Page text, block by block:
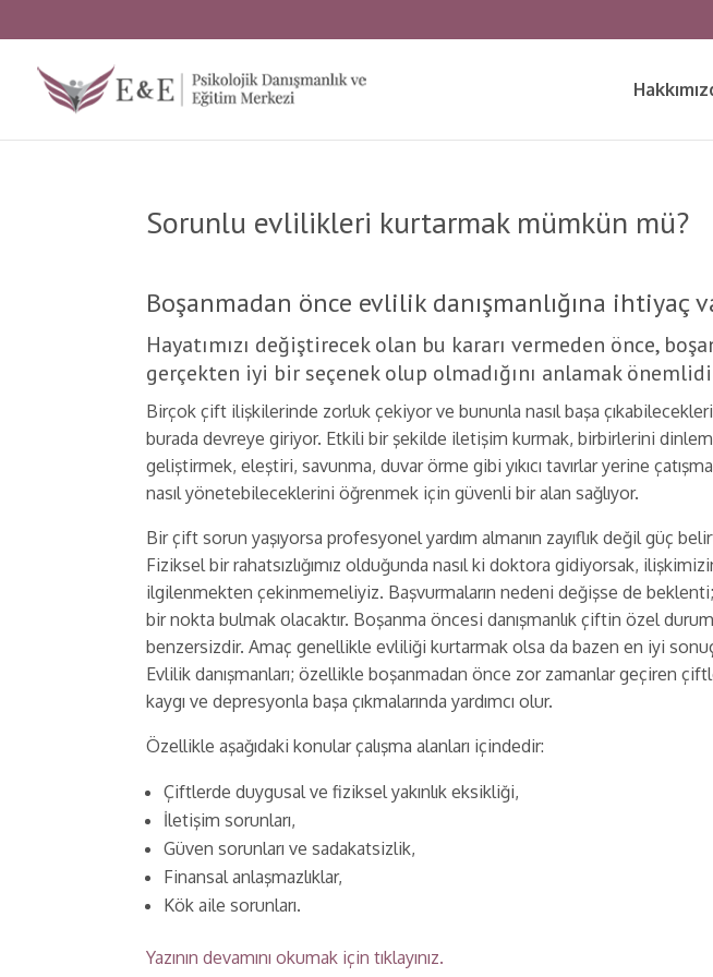
Sorunlu evlilikleri kurtarmak mümkün mü?
Boşanmadan önce evlilik danışmanlığına ihtiyaç
Hayatımızı değiştirecek olan bu kararı vermeden önce,
gerçekten iyi bir seçenek olup olmadığını anlamak
Birçok çift ilişkilerinde zorluk çekiyor ve bununla nasıl başa
burada devreye giriyor. Etkili bir şekilde iletişim kurmak, birbirlerini
geliştirmek, eleştiri, savunma, duvar örme gibi yıkıcı tavırlar yerine
nasıl yönetebileceklerini öğrenmek için güvenli bir alan sağlıyor.
Bir çift sorun yaşıyorsa profesyonel yardım almanın zayıflık değil güç
Fiziksel bir rahatsızlığımız olduğunda nasıl ki doktora gidiyorsak,
ilgilenmekten çekinmemeliyiz. Başvurmaların nedeni değişse de
bir nokta bulmak olacaktır. Boşanma öncesi danışmanlık çiftin özel
benzersizdir. Amaç genellikle evliliği kurtarmak olsa da bazen en iyi sonuç
Evlilik danışmanları; özellikle boşanmadan önce zor zamanlar geçiren
kaygı ve depresyonla başa çıkmalarında yardımcı olur.
Özellikle aşağıdaki konular çalışma alanları içindedir:
Çiftlerde duygusal ve fiziksel yakınlık eksikliği,
İletişim sorunları,
Güven sorunları ve sadakatsizlik,
Finansal anlaşmazlıklar,
Kök aile sorunları.
Yazının devamını okumak için tıklayınız.